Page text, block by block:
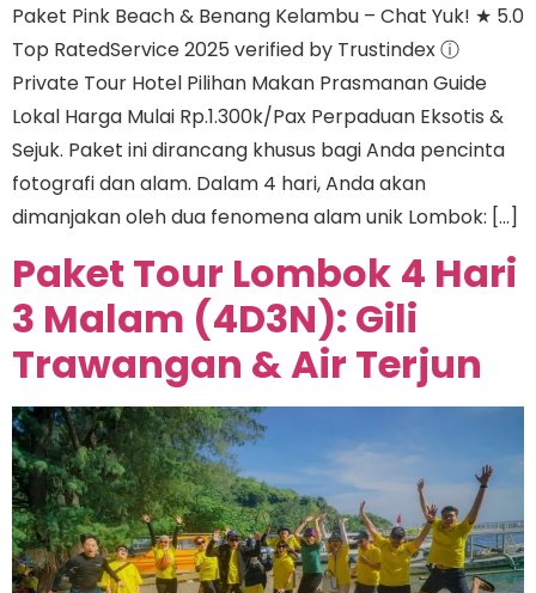
Paket Pink Beach & Benang Kelambu – Chat Yuk! ★ 5.0
Top RatedService 2025 verified by Trustindex ⓘ
Private Tour Hotel Pilihan Makan Prasmanan Guide
Lokal Harga Mulai Rp.1.300k/Pax Perpaduan Eksotis &
Sejuk. Paket ini dirancang khusus bagi Anda pencinta
fotografi dan alam. Dalam 4 hari, Anda akan
dimanjakan oleh dua fenomena alam unik Lombok: […]
Paket Tour Lombok 4 Hari
3 Malam (4D3N): Gili
Trawangan & Air Terjun